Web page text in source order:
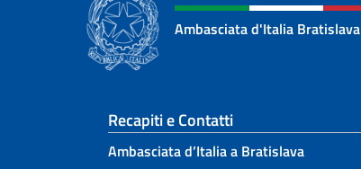
Ambasciata d'Italia Bratislava
Sezione footer
Recapiti e Contatti
Ambasciata d’Italia a Bratislava